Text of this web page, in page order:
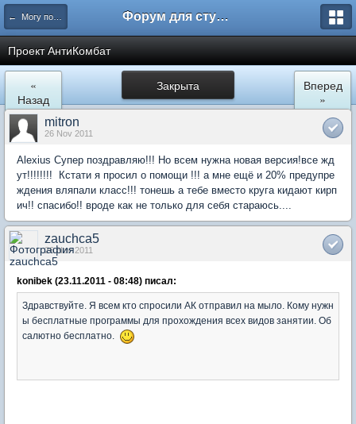
← Могу помочь Форум для студента СГА
Проект АнтиКомбат
Закрыта
«
Назад
Вперед
»
mitron
26 Nov 2011
Alexius Супер поздравляю!!! Но всем нужна новая версия!все жд
ут!!!!!!!! Кстати я просил о помощи !!! а мне ещё и 20% предупре
ждения вляпали класс!!! тонешь а тебе вместо круга кидают кирп
ич!! спасибо!! вроде как не только для себя стараюсь....
zauchca5
26 Nov 2011
konibek (23.11.2011 - 08:48) писал:
Здравствуйте. Я всем кто спросили АК отправил на мыло. Кому нужн
ы бесплатные программы для прохождения всех видов занятии. Об
салютно бесплатно.